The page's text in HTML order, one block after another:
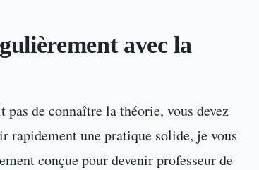
avec la
de connaître la théorie, vous devez
une pratique solide, je vous
conçue pour devenir professeur de